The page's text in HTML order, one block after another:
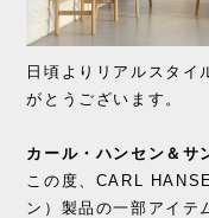
日頃よりリアルスタイ
がとうございます。
カール・ハンセン＆サ
この度、CARL
ン）製品の一部アイテ